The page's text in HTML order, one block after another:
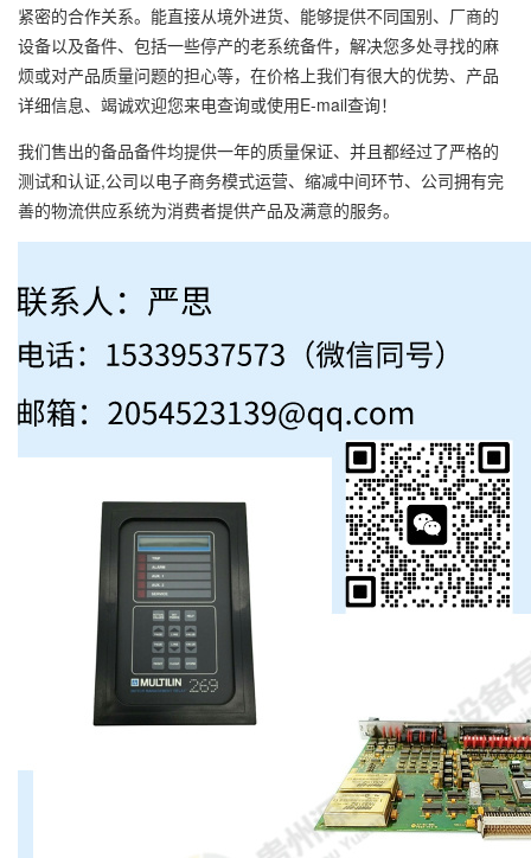
紧密的合作关系。能直接从境外进货、能够提供不同国别、厂商的
设备以及备件、包括一些停产的老系统备件，解决您多处寻找的麻
烦或对产品质量问题的担心等，在价格上我们有很大的优势、产品
详细信息、竭诚欢迎您来电查询或使用E-mail查询！
我们售出的备品备件均提供一年的质量保证、并且都经过了严格的
测试和认证,公司以电子商务模式运营、缩减中间环节、公司拥有完
善的物流供应系统为消费者提供产品及满意的服务。